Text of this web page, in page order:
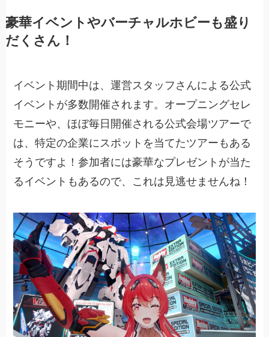
豪華イベントやバーチャルホビーも盛り
だくさん！
イベント期間中は、運営スタッフさんによる公式
イベントが多数開催されます。オープニングセレ
モニーや、ほぼ毎日開催される公式会場ツアーで
は、特定の企業にスポットを当てたツアーもある
そうですよ！参加者には豪華なプレゼントが当た
るイベントもあるので、これは見逃せませんね！